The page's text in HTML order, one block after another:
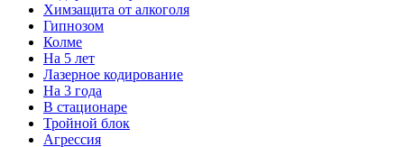
Химзащита от алкоголя
Гипнозом
Колме
На 5 лет
Лазерное кодирование
На 3 года
В стационаре
Тройной блок
Агрессия